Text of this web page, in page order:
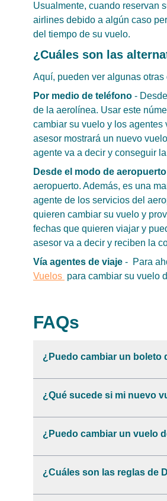
Usualmente, cuando reservan
airlines debido a algún caso
del tiempo de su vuelo.
¿Cuáles son las
Aquí, pueden ver algunas
Por medio de teléfono -
de la aerolínea. Usar este
cambiar su vuelo y los agentes
asesor mostrará un nuevo
agente va a decir y conseguir
Desde el modo de aeropuerto
aeropuerto. Además, es una
agente de los servicios del
quieren cambiar su vuelo y
fechas que quieren viajar y
asesor va a decir y reciben la
Vía agentes de viaje - Para
Vuelos para cambiar su vuelo
FAQs
¿Puedo cambiar un boleto
¿Qué sucede si mi nuevo
¿Puedo cambiar un vuelo
¿Cuáles son las reglas de